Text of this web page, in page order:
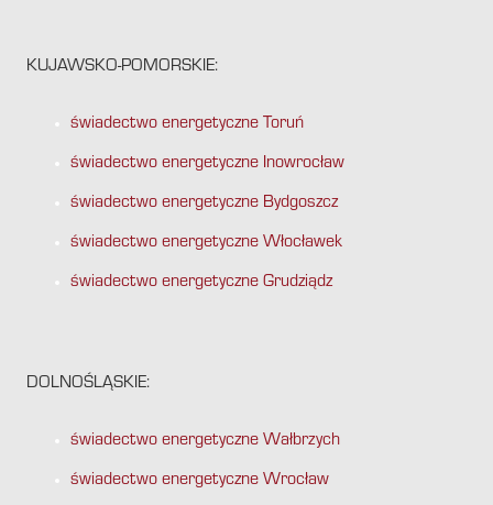
KUJAWSKO-POMORSKIE:
świadectwo energetyczne Toruń
świadectwo energetyczne Inowrocław
świadectwo energetyczne Bydgoszcz
świadectwo energetyczne Włocławek
świadectwo energetyczne Grudziądz
DOLNOŚLĄSKIE:
świadectwo energetyczne Wałbrzych
świadectwo energetyczne Wrocław